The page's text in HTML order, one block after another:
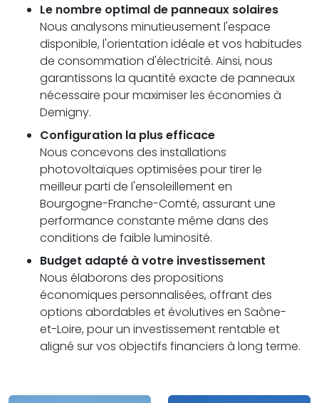
Le nombre optimal de panneaux solaires
Nous analysons minutieusement l'espace
disponible, l'orientation idéale et vos habitudes
de consommation d'électricité. Ainsi, nous
garantissons la quantité exacte de panneaux
nécessaire pour maximiser les économies à
Demigny.
Configuration la plus efficace
Nous concevons des installations
photovoltaïques optimisées pour tirer le
meilleur parti de l'ensoleillement en
Bourgogne-Franche-Comté, assurant une
performance constante même dans des
conditions de faible luminosité.
Budget adapté à votre investissement
Nous élaborons des propositions
économiques personnalisées, offrant des
options abordables et évolutives en Saône-
et-Loire, pour un investissement rentable et
aligné sur vos objectifs financiers à long terme.